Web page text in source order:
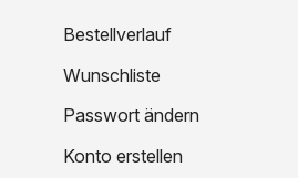
Bestellverlauf
Wunschliste
Passwort ändern
Konto erstellen